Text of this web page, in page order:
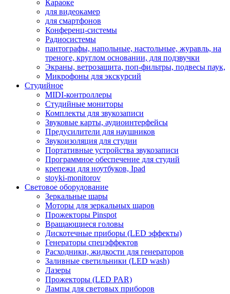
Караоке
для видеокамер
для смартфонов
Конференц-системы
Радиосистемы
пантографы, напольные, настольные, журавль, на
треноге, круглом основании, для подзвучки
Экраны, ветрозащита, поп-фильтры, подвесы паук,
Микрофоны для экскурсий
Студийное
MIDI-контроллеры
Студийные мониторы
Комплекты для звукозаписи
Звуковые карты, аудиоинтерфейсы
Предусилители для наушников
Звукоизоляция для студии
Портативные устройства звукозаписи
Программное обеспечение для студий
крепежи для ноутбуков, Ipad
stoyki-monitorov
Световое оборудование
Зеркальные шары
Моторы для зеркальных шаров
Прожекторы Pinspot
Вращающиеся головы
Дискотечные приборы (LED эффекты)
Генераторы спецэффектов
Расходники, жидкости для генераторов
Заливные светильники (LED wash)
Лазеры
Прожекторы (LED PAR)
Лампы для световых приборов